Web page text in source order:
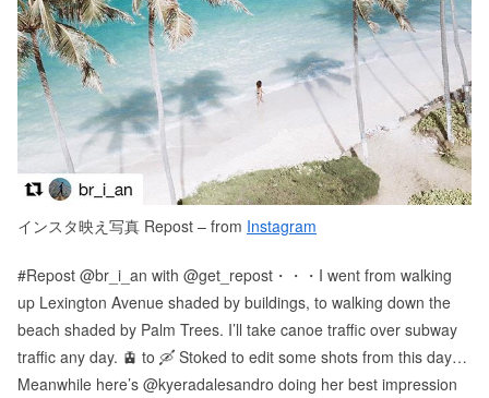
インスタ映え写真 Repost – from Instagram
#Repost @br_i_an with @get_repost・・・I went from walking
up Lexington Avenue shaded by buildings, to walking down the
beach shaded by Palm Trees. I’ll take canoe traffic over subway
traffic any day. 🚊 to 🛶 Stoked to edit some shots from this day…
Meanwhile here’s @kyeradalesandro doing her best impression